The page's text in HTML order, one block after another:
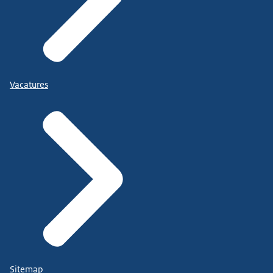
Vacatures
Sitemap